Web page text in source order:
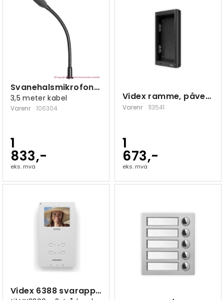
Svanehalsmikrofon ME251, lengde 30 cm
3,5 meter kabel
Varenr 106304
1
833,-
eks. mva
Videx ramme, påvegg, 2 moduler
Varenr 113541
1
673,-
eks. mva
Videx 6388 svarapparat video